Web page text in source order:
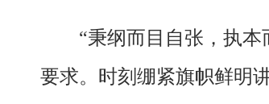
“秉纲而目自张，执
要求。时刻绷紧旗帜鲜明